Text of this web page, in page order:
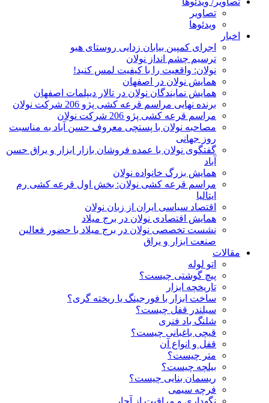
تصاویر
ویدئوها
اخبار
اجرای کمپین بیابان زدایی روستای هیو
ترسیم چشم انداز نولان
نولان: واقعیت را با کیفیت لمس کنید!
همایش نولان در اصفهان
همایش نمایندگان نولان در تالار دیپلمات اصفهان
برنده نهایی مراسم قرعه کشی پژو 206 شرکت نولان
مراسم قرعه کشی پژو 206 شرکت نولان
مصاحبه نولان با پستچی معروف حسن آباد به مناسبت
روز جهانی
گفتگوی نولان با عمده فروشان بازار ابزار و یراق حسن
آباد
همایش بزرگ خانواده نولان
مراسم قرعه کشی نولان: بخش اول قرعه کشی رم
ایتالیا
اقتصاد سیاسی ایران از زبان نولان
همایش اقتصادی نولان در برج میلاد
نشست تخصصی نولان در برج میلاد با حضور فعالین
صنعت ابزار و یراق
مقالات
اتو لوله
پیچ گوشتی چیست؟
تاریخچه ابزار
ساخت ابزار با فورجینگ یا ریخته گری؟
سیلندر قفل چیست؟
شلنگ باد فنری
قیچی باغبانی چیست؟
قفل و انواع آن
متر چیست؟
بیلچه چیست؟
ریسمان بنایی چیست؟
فرچه سیمی
نگهداری و مراقبت از آچار